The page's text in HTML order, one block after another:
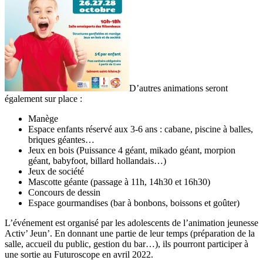
D’autres animations seront
également sur place :
Manège
Espace enfants réservé aux 3-6 ans : cabane, piscine à balles,
briques géantes…
Jeux en bois (Puissance 4 géant, mikado géant, morpion
géant, babyfoot, billard hollandais…)
Jeux de société
Mascotte géante (passage à 11h, 14h30 et 16h30)
Concours de dessin
Espace gourmandises (bar à bonbons, boissons et goûter)
L’événement est organisé par les adolescents de l’animation jeunesse
Activ’ Jeun’. En donnant une partie de leur temps (préparation de la
salle, accueil du public, gestion du bar…), ils pourront participer à
une sortie au Futuroscope en avril 2022.